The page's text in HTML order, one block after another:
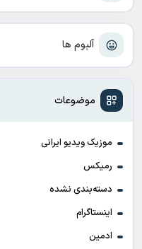
آلبوم ها
موضوعات
موزیک ویدیو ایرانی
رمیکس
دسته‌بندی نشده
اینستاگرام
ادمین